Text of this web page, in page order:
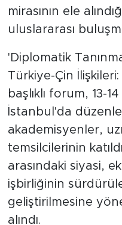
mirasının ele
uluslararası
'Diplomatik
Türkiye-Çin
başlıklı forum, 13-
İstanbul'da
akademisyenler,
temsilcilerinin
arasındaki siyasi,
işbirliğinin
geliştirilmesine
alındı.
Seyahat